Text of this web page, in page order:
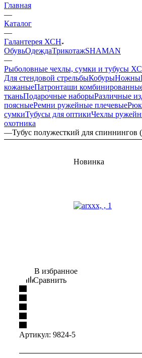
Главная
—
Каталог
—
Галантерея ХСН
ОбувьОдеждаТрикотажSHAMAN
—
Рыболовные чехлы, сумки и тубусы
Для стендовой стрельбыКобурыНожны
кожаныеПатронташи
тканьПодарочные наборыРазличные
поясныеРемни ружейные плечевые
сумкиТубусы для оптикиЧехлы
охотника
—Тубус полужесткий для
Новинка
В избранное
Сравнить
Артикул: 9824-5